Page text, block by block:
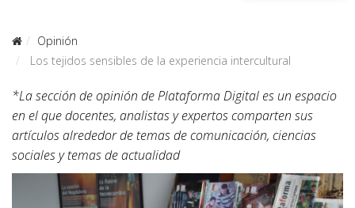
Opinión
Los tejidos sensibles de la experiencia intercultural
*La sección de opinión de Plataforma Digital es un espacio
en el que docentes, analistas y expertos comparten sus
artículos alrededor de temas de comunicación, ciencias
sociales y temas de actualidad